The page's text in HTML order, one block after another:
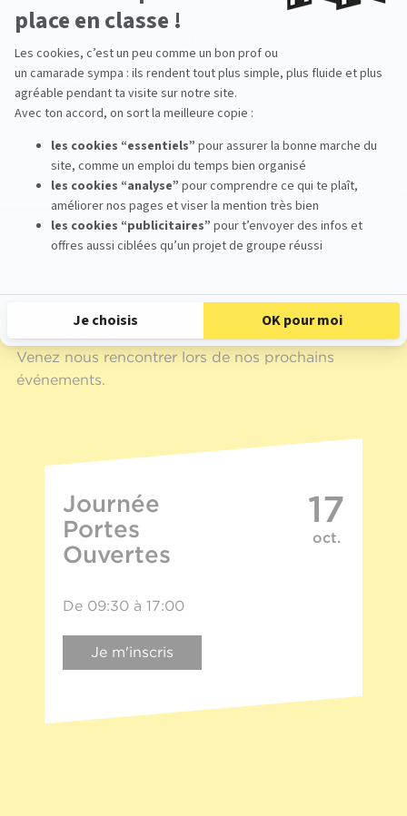
dans leur carrière professionnelle, en
au sein des meilleurs studios de cinéma
d’animation 3D.
Nous rencontrer
Vous souhaitez en savoir plus sur notre école de
cinéma d'animation 3D et stop motion ?
Venez nous rencontrer lors de nos prochains
événements.
Journée
Portes
Ouvertes
17
oct.
De 09:30 à 17:00
Je m'inscris